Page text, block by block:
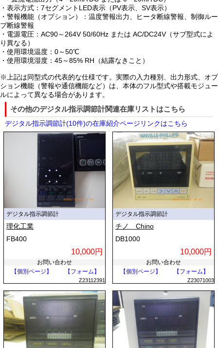
・表示方式：7セグメントLED表示（PV表示、SV表示）
・警報機能（オプション）：温度警報出力、ヒータ断線警報、制御ルー
プ断線警報
・電源電圧：AC90～264V 50/60Hz または AC/DC24V（サブ型式によ
り異なる）
・使用環境温度：0～50℃
・使用環境湿度：45～85% RH（結露なきこと）
※上記は同型式の代表的な仕様です。実際の入力種別、出力形式、オプ
ション機能（警報や通信機能など）は、本体のフル型式や搭載モジュー
ルによって異なる場合があります。
その他のデジタル指示調節計関連在庫リストはこちら
デジタル指示調節計(10件)の在庫紹介ページリンクはこちら
デジタル指示調節計
理化工業
FB400
10,000円
お問い合わせ
【個別ページ】
【フォーム】
Z23112391
デジタル指示調節計
チノ Chino
DB1000
10,000円
お問い合わせ
【個別ページ】
【フォーム】
Z23071003